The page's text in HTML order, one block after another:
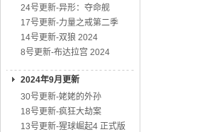
24号更新-异形：夺命舰
17号更新-力量之戒第二季
14号更新-双狼 2024
8号更新-布达拉宫 2024
2024年9月更新
30号更新-姥姥的外孙
18号更新-疯狂大劫案
13号更新-猩球崛起4 正式版